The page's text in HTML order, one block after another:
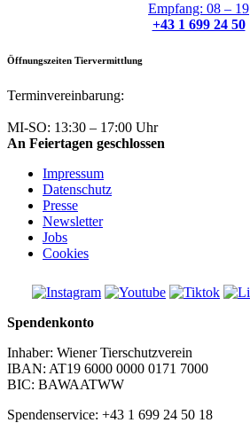
Empfang: 08 – 19
+43 1 699 24 50
Öffnungszeiten Tiervermittlung
Terminvereinbarung:
MI-SO: 13:30 – 17:00 Uhr
An Feiertagen geschlossen
Impressum
Datenschutz
Presse
Newsletter
Jobs
Cookies
Spendenkonto
Inhaber: Wiener Tierschutzverein
IBAN: AT19 6000 0000 0171 7000
BIC: BAWAATWW
Spendenservice: +43 1 699 24 50 18